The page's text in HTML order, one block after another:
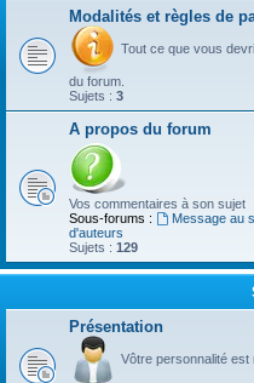
Modalités et règles de
Tout ce que vous
du forum.
Sujets : 3
A propos du forum
Vos commentaires à son sujet
Sous-forums :
Message au
d'auteurs
Sujets : 129
Présentation
Vôtre personnalité est